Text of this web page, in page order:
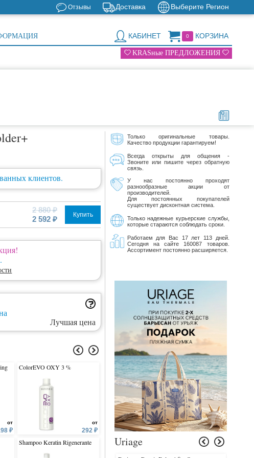
Выберите Регион
Доставка
Отзывы
0 КОРЗИНА
КАБИНЕТ
KRASные ПРЕДЛОЖЕНИЯ
клиентов.
2 880 ₽
2 592 ₽
Купить
Лучшая цена
от
₽
ColorEVO OXY 3 %
от
292 ₽
Shampoo Keratin Rigenerante
OnCare Smooth Beauty Milk
pH 4.0-5.0
от
2 556 ₽
Texture Design Curl
Balsamo Semi di Lino
Shampoo Midollo
Только оригинальные товары.
Качество продукции гарантируем!
Всегда открыты для общения -
Звоните или пишите через обратную
связь.
У нас постоянно проходят
разнообразные акции от
производителей.
Для постоянных покупателей
существует дисконтная система.
Только надежные курьерские службы,
которые стараются соблюдать сроки.
Работаем для Вас 17 лет 113 дней.
Сегодня на сайте 160087 товаров.
Ассортимент постоянно расширяется.
Uriage